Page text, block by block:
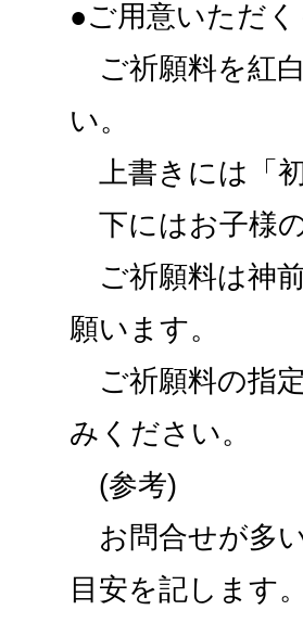
●ご用意いただ
ご祈願料を紅
い。
上書きには「
下にはお子様
ご祈願料は神
願います。
ご祈願料の指
みください。
(参考)
お問合せが多
目安を記します。